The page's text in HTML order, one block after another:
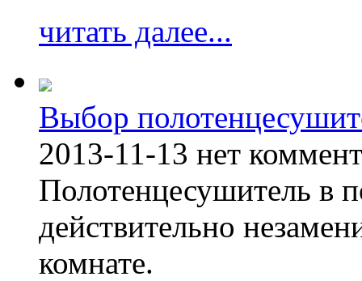
читать далее...
Выбор
2013-11-13 нет
Полотенцесушитель в
действительно
комнате.